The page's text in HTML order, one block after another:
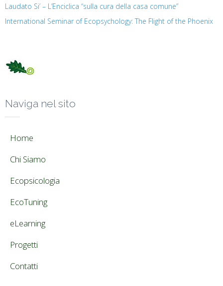
Laudato Si’ – L’Enciclica “sulla cura della casa comune”
International Seminar of Ecopsychology: The Flight of the Phoenix
Naviga nel sito
Home
Chi Siamo
Ecopsicologia
EcoTuning
eLearning
Progetti
Contatti